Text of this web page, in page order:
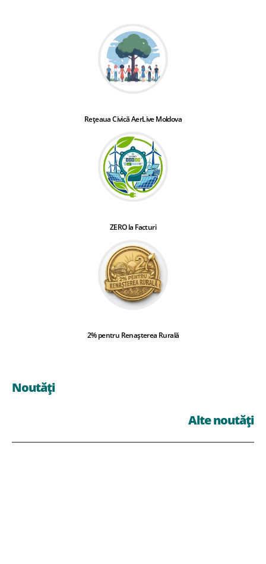
Rețeaua Civică AerLive Moldova
ZERO la Facturi
2% pentru Renașterea Rurală
Noutăți
Alte noutăți